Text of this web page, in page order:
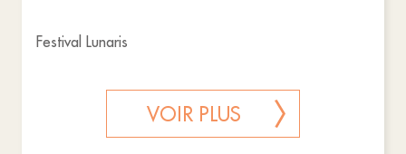
Festival Lunaris
VOIR PLUS